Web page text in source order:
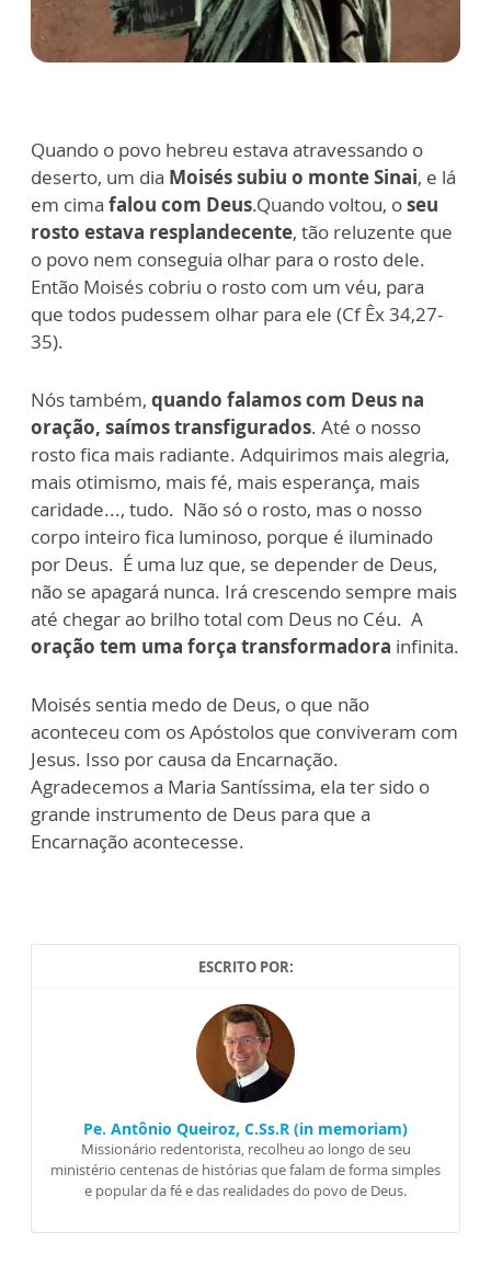
Quando o povo hebreu estava atravessando o
deserto, um dia Moisés subiu o monte Sinai, e lá
em cima falou com Deus.Quando voltou, oseu
rosto estava resplandecente, tão reluzente que
o povo nem conseguia olhar para o rosto dele.
Então Moisés cobriu o rosto com um véu, para
que todos pudessem olhar para ele (Cf Êx 34,27-
35).
Nós também, quando falamos com Deus na
oração, saímos transfigurados. Até o nosso
rosto fica mais radiante. Adquirimos mais alegria,
mais otimismo, mais fé, mais esperança, mais
caridade..., tudo. Não só o rosto, mas o nosso
corpo inteiro fica luminoso, porque é iluminado
por Deus. É uma luz que, se depender de Deus,
não se apagará nunca. Irá crescendo sempre mais
até chegar ao brilho total com Deus no Céu. A
oração tem uma força transformadora infinita.
Moisés sentia medo de Deus, o que não
aconteceu com os Apóstolos que conviveram com
Jesus. Isso por causa da Encarnação.
Agradecemos a Maria Santíssima, ela ter sido o
grande instrumento de Deus para que a
Encarnação acontecesse.
ESCRITO POR:
Pe. Antônio Queiroz, C.Ss.R (in memoriam)
Missionário redentorista, recolheu ao longo de seu
ministério centenas de histórias que falam de forma simples
e popular da fé e das realidades do povo de Deus.